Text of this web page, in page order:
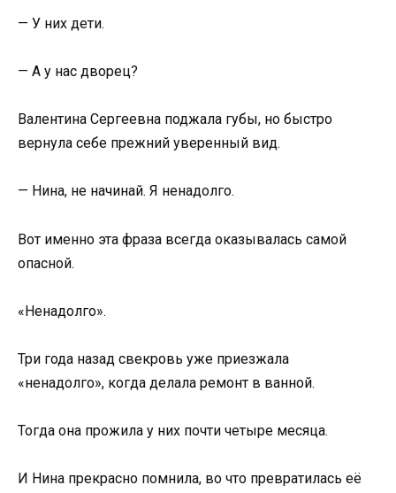
— У них дети.
— А у нас дворец?
Валентина Сергеевна поджала губы, но быстро
вернула себе прежний уверенный вид.
— Нина, не начинай. Я ненадолго.
Вот именно эта фраза всегда оказывалась самой
опасной.
«Ненадолго».
Три года назад свекровь уже приезжала
«ненадолго», когда делала ремонт в ванной.
Тогда она прожила у них почти четыре месяца.
И Нина прекрасно помнила, во что превратилась её